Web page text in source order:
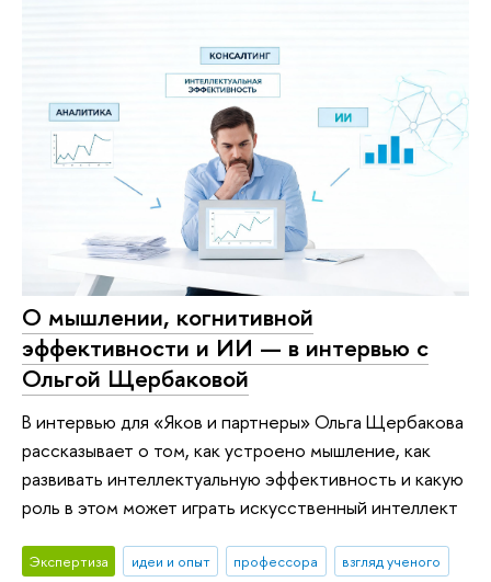
О мышлении, когнитивной
эффективности и ИИ — в интервью с
Ольгой Щербаковой
В интервью для «Яков и партнеры» Ольга Щербакова
рассказывает о том, как устроено мышление, как
развивать интеллектуальную эффективность и какую
роль в этом может играть искусственный интеллект
Экспертиза идеи и опыт профессора
взгляд ученого